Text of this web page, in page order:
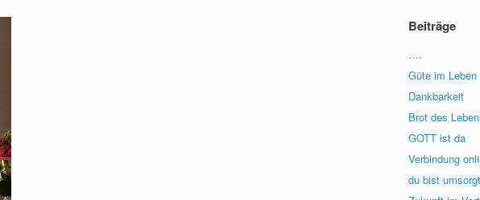
Beiträge
….
Güte im Leben
Dankbarkeit
Brot des
GOTT ist da
Verbindung
du bist umsorgt